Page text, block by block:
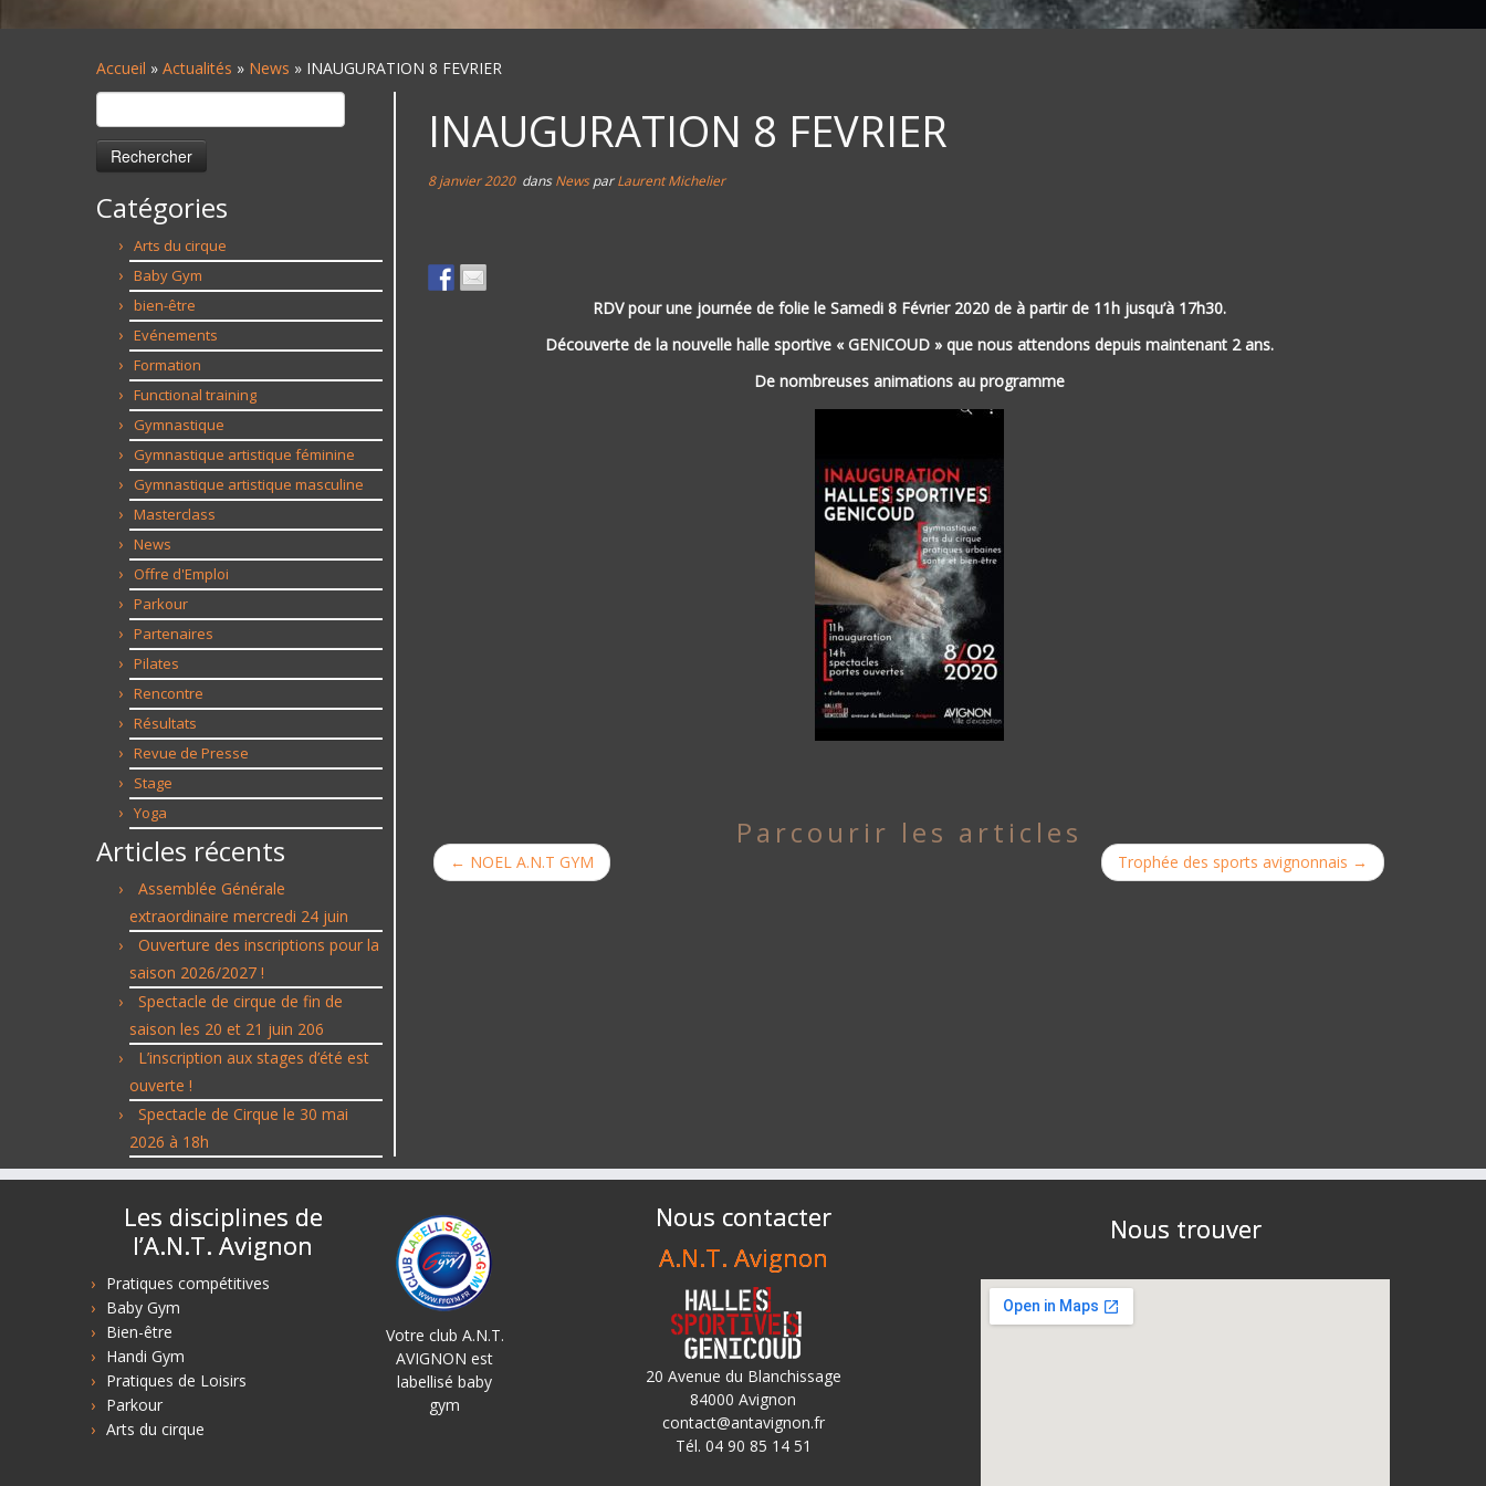
Accueil » Actualités » News » INAUGURATION 8 FEVRIER
Rechercher :
Catégories
Arts du cirque
Baby Gym
bien-être
Evénements
Formation
Functional training
Gymnastique
Gymnastique artistique féminine
Gymnastique artistique masculine
Masterclass
News
Offre d'Emploi
Parkour
Partenaires
Pilates
Rencontre
Résultats
Revue de Presse
Stage
Yoga
Articles récents
Assemblée Générale
extraordinaire mercredi 24 juin
Ouverture des inscriptions pour la
saison 2026/2027 !
Spectacle de cirque de fin de
saison les 20 et 21 juin 206
L’inscription aux stages d’été est
ouverte !
Spectacle de Cirque le 30 mai
2026 à 18h
INAUGURATION 8 FEVRIER
8 janvier 2020dansNewsparLaurent Michelier
RDV pour une journée de folie le Samedi 8 Février 2020 de à partir de 11h jusqu’à 17h30.
Découverte de la nouvelle halle sportive « GENICOUD » que nous attendons depuis maintenant 2 ans.
De nombreuses animations au programme
Parcourir les articles
← NOEL A.N.T GYM Trophée des sports avignonnais →
Les disciplines de
l’A.N.T. Avignon
Pratiques compétitives
Baby Gym
Bien-être
Handi Gym
Pratiques de Loisirs
Parkour
Arts du cirque
Votre club A.N.T.
AVIGNON est
labellisé baby
gym
Nous contacter
A.N.T. Avignon
20 Avenue du Blanchissage
84000 Avignon
contact@antavignon.fr
Tél. 04 90 85 14 51
Nous trouver